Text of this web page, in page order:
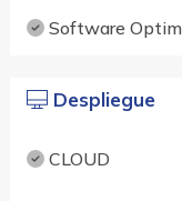
Software
Despliegue
CLOUD